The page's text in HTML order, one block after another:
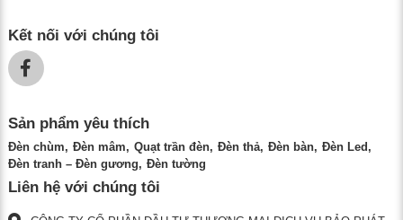
Kết nối với chúng tôi
Sản phẩm yêu thích
Đèn chùm Đèn mâm Quạt trần đèn Đèn thả Đèn bàn
Đèn Led
Đèn tranh – Đèn gương
Đèn tường
Liên hệ với chúng tôi